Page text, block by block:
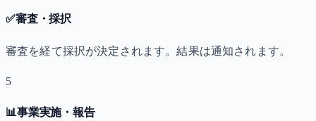
✅審査・採択
審査を経て採択が決定されます。結果は通知されます。
5
📊事業実施・報告